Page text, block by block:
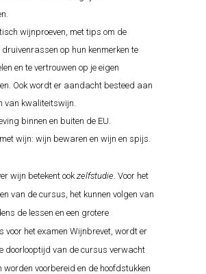
wijnproeven, met tips om de
op hun kenmerken te
en te vertrouwen op je eigen
Ook wordt er aandacht besteed aan
van kwaliteitswijn.
binnen en buiten de EU.
wijn: wijn bewaren en wijn en spijs.
wijn betekent ook zelfstudie . Voor het
van de cursus, het kunnen volgen van
de lessen en een grotere
voor het examen Wijnbrevet, wordt er
doorlooptijd van de cursus verwacht
worden voorbereid en de hoofdstukken